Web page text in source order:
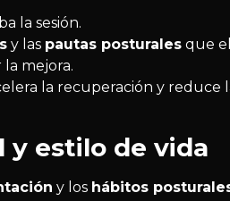
la sesión.
y las pautas posturales que
la mejora.
la recuperación y reduce
y estilo de vida
y los hábitos